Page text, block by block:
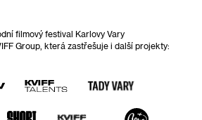
filmový festival Karlovy Vary
Group, která zastřešuje i další projekty: